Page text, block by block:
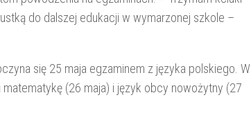
do dalszej edukacji w wymarzonej szkole –
się 25 maja egzaminem z języka polskiego. W
(26 maja) i język obcy nowożytny (27